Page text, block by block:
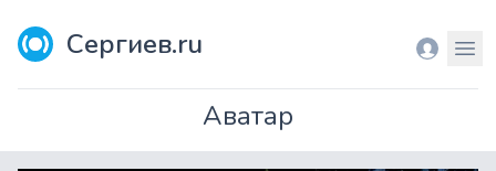
Сергиев.ru Вход
Аватар